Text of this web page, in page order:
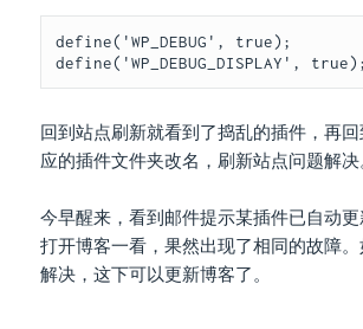
define('WP_DEBUG', true);
define('WP_DEBUG_DISPLAY', true);
回到站点刷新就看到了捣乱的插件，再
应的插件文件夹改名，刷新站点问题解决
今早醒来，看到邮件提示某插件已自动更
打开博客一看，果然出现了相同的故障
解决，这下可以更新博客了。